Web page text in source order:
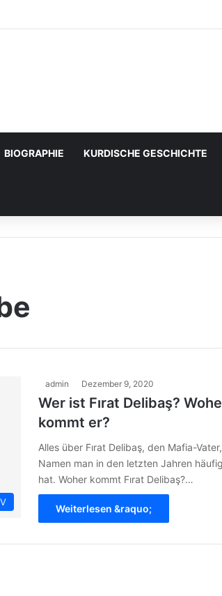
BIOGRAPHIE KURDISCHE GESCHICHTE
admin Dezember 9, 2020
Wer ist Fırat Delibaş?
kommt er?
Alles über Fırat Delibaş, den Mafia-
Namen man in den letzten Jahren
hat. Woher kommt Fırat Delibaş?…
Weiterlesen &raquo;